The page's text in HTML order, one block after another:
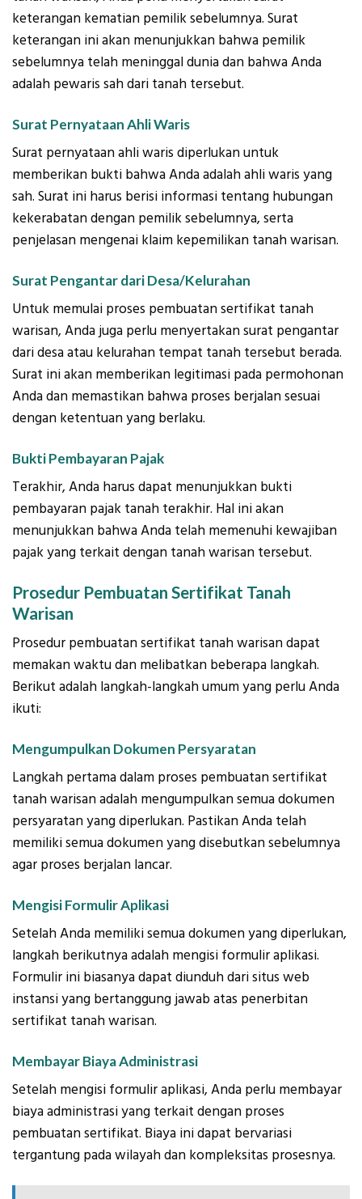
keterangan kematian pemilik sebelumnya. Surat
keterangan ini akan menunjukkan bahwa pemilik
sebelumnya telah meninggal dunia dan bahwa Anda
adalah pewaris sah dari tanah tersebut.
Surat Pernyataan Ahli Waris
Surat pernyataan ahli waris diperlukan untuk
memberikan bukti bahwa Anda adalah ahli waris yang
sah. Surat ini harus berisi informasi tentang hubungan
kekerabatan dengan pemilik sebelumnya, serta
penjelasan mengenai klaim kepemilikan tanah warisan.
Surat Pengantar dari Desa/Kelurahan
Untuk memulai proses pembuatan sertifikat tanah
warisan, Anda juga perlu menyertakan surat pengantar
dari desa atau kelurahan tempat tanah tersebut berada.
Surat ini akan memberikan legitimasi pada permohonan
Anda dan memastikan bahwa proses berjalan sesuai
dengan ketentuan yang berlaku.
Bukti Pembayaran Pajak
Terakhir, Anda harus dapat menunjukkan bukti
pembayaran pajak tanah terakhir. Hal ini akan
menunjukkan bahwa Anda telah memenuhi kewajiban
pajak yang terkait dengan tanah warisan tersebut.
Prosedur Pembuatan Sertifikat Tanah
Warisan
Prosedur pembuatan sertifikat tanah warisan dapat
memakan waktu dan melibatkan beberapa langkah.
Berikut adalah langkah-langkah umum yang perlu Anda
ikuti:
Mengumpulkan Dokumen Persyaratan
Langkah pertama dalam proses pembuatan sertifikat
tanah warisan adalah mengumpulkan semua dokumen
persyaratan yang diperlukan. Pastikan Anda telah
memiliki semua dokumen yang disebutkan sebelumnya
agar proses berjalan lancar.
Mengisi Formulir Aplikasi
Setelah Anda memiliki semua dokumen yang diperlukan,
langkah berikutnya adalah mengisi formulir aplikasi.
Formulir ini biasanya dapat diunduh dari situs web
instansi yang bertanggung jawab atas penerbitan
sertifikat tanah warisan.
Membayar Biaya Administrasi
Setelah mengisi formulir aplikasi, Anda perlu membayar
biaya administrasi yang terkait dengan proses
pembuatan sertifikat. Biaya ini dapat bervariasi
tergantung pada wilayah dan kompleksitas prosesnya.